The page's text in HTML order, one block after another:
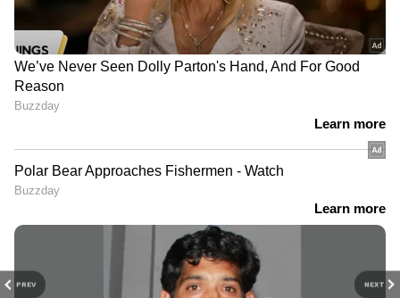
PREV NEXT